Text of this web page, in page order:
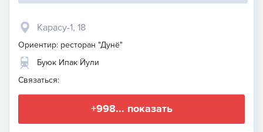
Карасу-1, 18
Ориентир: ресторан "Дунё"
Буюк Ипак Йули
Связаться:
+998... показать